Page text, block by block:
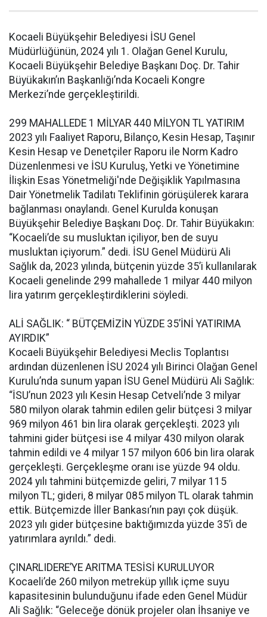
Kocaeli Büyükşehir Belediyesi İSU Genel
Müdürlüğünün, 2024 yılı 1. Olağan Genel Kurulu,
Kocaeli Büyükşehir Belediye Başkanı Doç. Dr. Tahir
Büyükakın’ın Başkanlığı’nda Kocaeli Kongre
Merkezi’nde gerçekleştirildi.
299 MAHALLEDE 1 MİLYAR 440 MİLYON TL YATIRIM
2023 yılı Faaliyet Raporu, Bilanço, Kesin Hesap, Taşınır
Kesin Hesap ve Denetçiler Raporu ile Norm Kadro
Düzenlenmesi ve İSU Kuruluş, Yetki ve Yönetimine
İlişkin Esas Yönetmeliği'nde Değişiklik Yapılmasına
Dair Yönetmelik Tadilatı Teklifinin görüşülerek karara
bağlanması onaylandı. Genel Kurulda konuşan
Büyükşehir Belediye Başkanı Doç. Dr. Tahir Büyükakın:
“Kocaeli’de su musluktan içiliyor, ben de suyu
musluktan içiyorum.” dedi. İSU Genel Müdürü Ali
Sağlık da, 2023 yılında, bütçenin yüzde 35’i kullanılarak
Kocaeli genelinde 299 mahallede 1 milyar 440 milyon
lira yatırım gerçekleştirdiklerini söyledi.
ALİ SAĞLIK: “ BÜTÇEMİZİN YÜZDE 35’İNİ YATIRIMA
AYIRDIK”
Kocaeli Büyükşehir Belediyesi Meclis Toplantısı
ardından düzenlenen İSU 2024 yılı Birinci Olağan Genel
Kurulu’nda sunum yapan İSU Genel Müdürü Ali Sağlık:
“İSU’nun 2023 yılı Kesin Hesap Cetveli’nde 3 milyar
580 milyon olarak tahmin edilen gelir bütçesi 3 milyar
969 milyon 461 bin lira olarak gerçekleşti. 2023 yılı
tahmini gider bütçesi ise 4 milyar 430 milyon olarak
tahmin edildi ve 4 milyar 157 milyon 606 bin lira olarak
gerçekleşti. Gerçekleşme oranı ise yüzde 94 oldu.
2024 yılı tahmini bütçemizde geliri, 7 milyar 115
milyon TL; gideri, 8 milyar 085 milyon TL olarak tahmin
ettik. Bütçemizde İller Bankası’nın payı çok düşük.
2023 yılı gider bütçesine baktığımızda yüzde 35’i de
yatırımlara ayrıldı.” dedi.
ÇINARLIDERE’YE ARITMA TESİSİ KURULUYOR
Kocaeli’de 260 milyon metreküp yıllık içme suyu
kapasitesinin bulunduğunu ifade eden Genel Müdür
Ali Sağlık: “Geleceğe dönük projeler olan İhsaniye ve